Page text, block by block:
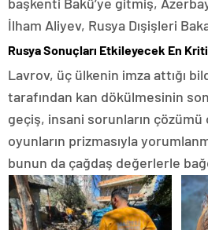
İlham Aliyev, Rusya Dışişleri
Rusya Sonuçları Etkileyecek En
Lavrov, üç ülkenin imza attığı
tarafından kan dökülmesinin
geçiş, insani sorunların
oyunların prizmasıyla
bunun da çağdaş değerlerle